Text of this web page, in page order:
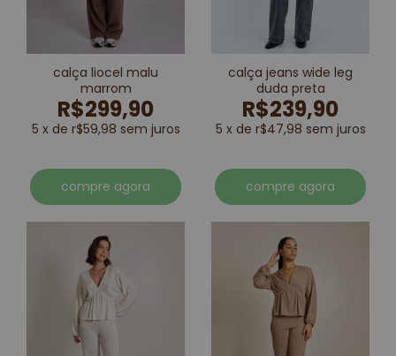
calça liocel malu
marrom
R$299,90
5 x de r$59,98 sem juros
compre agora
calça jeans wide leg
duda preta
R$239,90
5 x de r$47,98 sem juros
compre agora